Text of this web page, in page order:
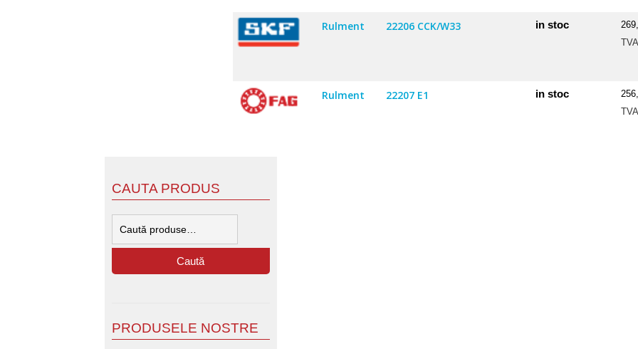
Rulment 22206 CCK/W33 in stoc
TVA
Rulment 22207 E1 in stoc
TVA
CAUTA PRODUS
Caută
PRODUSELE NOSTRE